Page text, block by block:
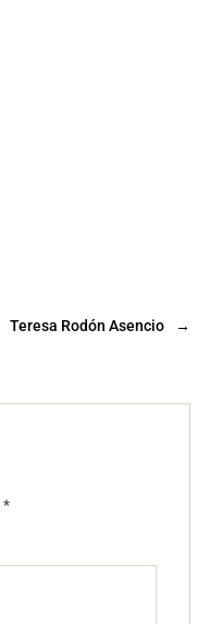
→
Teresa Rodón Asencio
*